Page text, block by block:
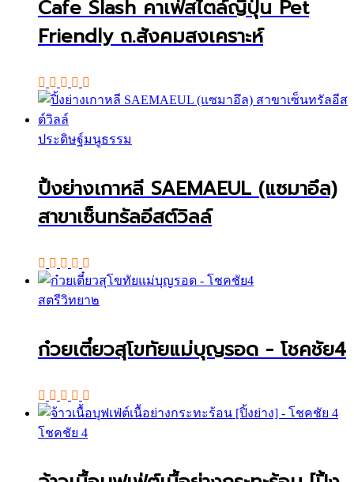
Cafe Slash คาเฟ่สไตล์ญี่ปุ่น Pet
Friendly ถ.สังคมสงเคราะห์
ประดิษฐ์มนูธรรม
ปิ้งย่างเกาหลี SAEMAEUL (แซมาอึล)
สาขาเซ็นทรัลอีสต์วิลล์
สตรีวิทยา๒
ก๋วยเตี๋ยวสุโขทัยแม่บุญรอด - โชคชัย4
โชคชัย 4